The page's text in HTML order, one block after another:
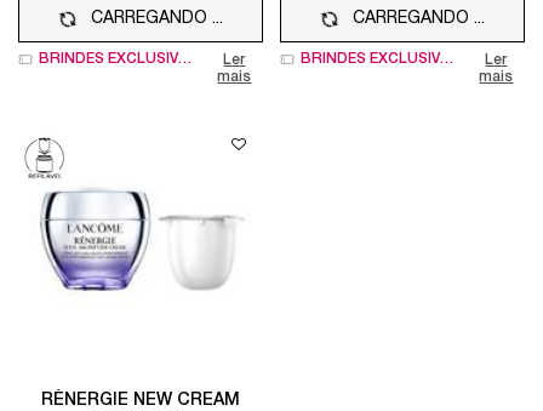
CARREGANDO ...
BRINDES EXCLUSIVOS
Ler
mais
CARREGANDO ...
BRINDES EXCLUSIVOS
Ler
mais
RÉNERGIE NEW CREAM